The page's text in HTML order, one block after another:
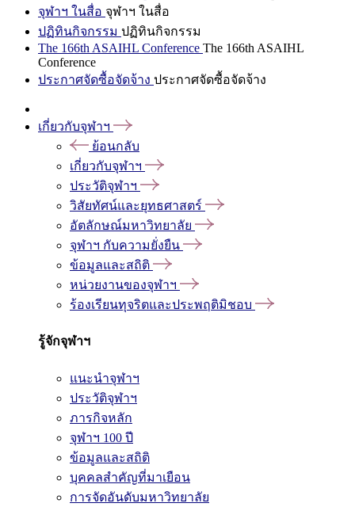
จุฬาฯ ในสื่อ จุฬาฯ ในสื่อ
ปฏิทินกิจกรรม ปฏิทินกิจกรรม
The 166th ASAIHL Conference The 166th ASAIHL
Conference
ประกาศจัดซื้อจัดจ้าง ประกาศจัดซื้อจัดจ้าง
เกี่ยวกับจุฬาฯ
ย้อนกลับ
เกี่ยวกับจุฬาฯ
ประวัติจุฬาฯ
วิสัยทัศน์และยุทธศาสตร์
อัตลักษณ์มหาวิทยาลัย
จุฬาฯ กับความยั่งยืน
ข้อมูลและสถิติ
หน่วยงานของจุฬาฯ
ร้องเรียนทุจริตและประพฤติมิชอบ
รู้จักจุฬาฯ
แนะนำจุฬาฯ
ประวัติจุฬาฯ
ภารกิจหลัก
จุฬาฯ 100 ปี
ข้อมูลและสถิติ
บุคคลสำคัญที่มาเยือน
การจัดอันดับมหาวิทยาลัย